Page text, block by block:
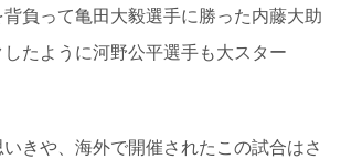
背負って亀田大毅選手に勝った内藤大助
たように河野公平選手も大スター
いきや、海外で開催されたこの試合はさ